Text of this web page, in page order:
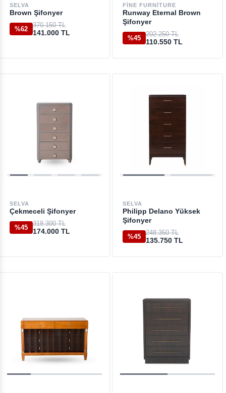
SELVA
Brown Şifonyer
%62
370.150 TL
141.000 TL
FINE FURNITURE
Runway Eternal Brown
Şifonyer
%45
202.250 TL
110.550 TL
SELVA
Çekmeceli Şifonyer
%45
318.300 TL
174.000 TL
SELVA
Philipp Delano Yüksek
Şifonyer
%45
248.350 TL
135.750 TL